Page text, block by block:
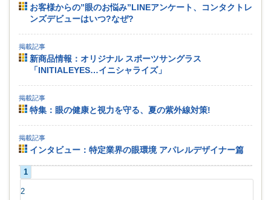
お客様からの”眼のお悩み”LINEアンケート、コンタクトレ
ンズデビューはいつ?なぜ?
掲載記事
新商品情報：オリジナル スポーツサングラス
「INITIALEYES…イニシャライズ」
掲載記事
特集：眼の健康と視力を守る、夏の紫外線対策!
掲載記事
インタビュー：特定業界の眼環境 アパレルデザイナー篇
1
2